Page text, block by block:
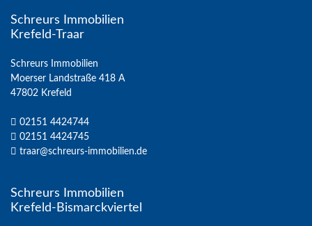
Schreurs Immobilien
Krefeld-Traar
Schreurs Immobilien
Moerser Landstraße 418 A
47802 Krefeld
02151 4424744
02151 4424745
traar@schreurs-immobilien.de
Schreurs Immobilien
Krefeld-Bismarckviertel